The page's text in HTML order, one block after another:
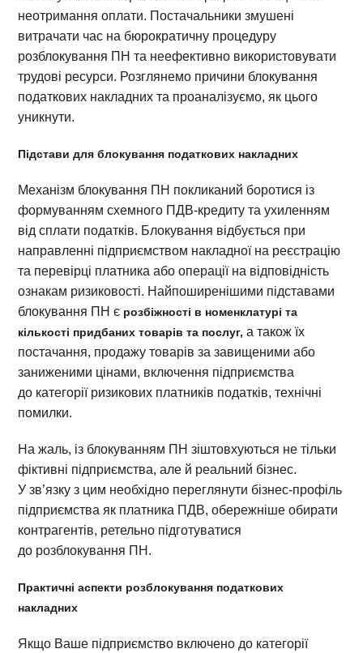
неотримання оплати. Постачальники змушені
витрачати час на бюрократичну процедуру
розблокування ПН та неефективно використовувати
трудові ресурси. Розглянемо причини блокування
податкових накладних та проаналізуємо, як цього
уникнути.
Підстави для блокування податкових накладних
Механізм блокування ПН покликаний боротися із
формуванням схемного ПДВ-кредиту та ухиленням
від сплати податків. Блокування відбується при
направленні підприємством накладної на реєстрацію
та перевірці платника або операції на відповідність
ознакам ризиковості. Найпоширенішими підставами
блокування ПН є розбіжності в номенклатурі та
кількості придбаних товарів та послуг,а також їх
постачання, продажу товарів за завищеними або
заниженими цінами, включення підприємства
до категорії ризикових платників податків, технічні
помилки.
На жаль, із блокуванням ПН зіштовхуються не тільки
фіктивні підприємства, але й реальний бізнес.
У зв’язку з цим необхідно переглянути бізнес-профіль
підприємства як платника ПДВ, обережніше обирати
контрагентів, ретельно підготуватися
до розблокування ПН.
Практичні аспекти розблокування податкових
накладних
Якщо Ваше підприємство включено до категорії